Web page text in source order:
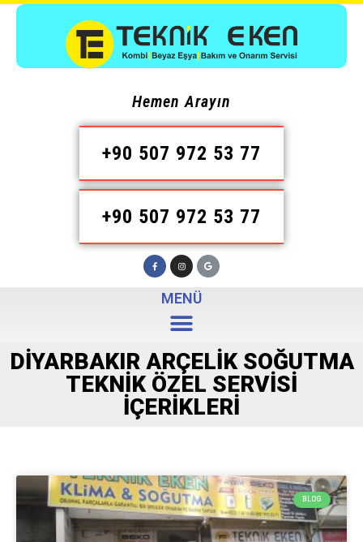
Hemen Arayın
+90 507 972 53 77
+90 507 972 53 77
MENÜ
DIYARBAKIR ARÇELIK SOĞUTMA
TEKNIK ÖZEL SERVISI
İÇERIKLERI
BLOG